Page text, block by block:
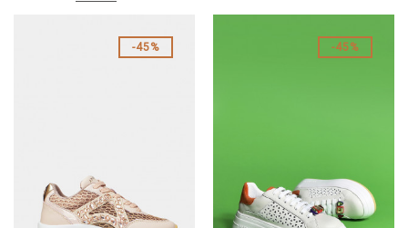
45% 45%